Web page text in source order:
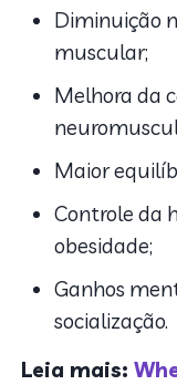
Diminuição
muscular;
Melhora da
Maior
Controle da
obesidade;
Ganhos
socialização.
Leia mais: